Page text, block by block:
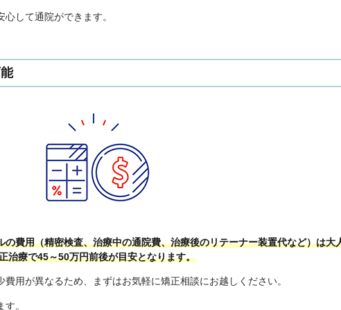
して通院ができます。
の費用（精密検査、治療中の通院費、治療後のリテーナー装置代など）は大
治療で45～50万円前後が目安となります。
用が異なるため、まずはお気軽に矯正相談にお越しください。
。